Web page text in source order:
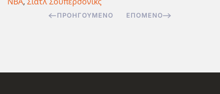
ΠΡΟΗΓΟΎΜΕΝΟ ΕΠΌΜΕΝΟ